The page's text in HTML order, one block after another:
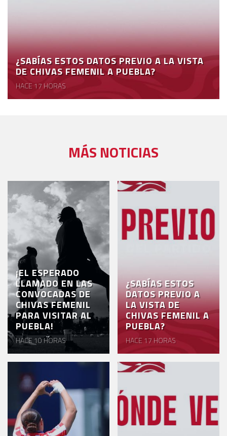
¿SABÍAS ESTOS DATOS PREVIO A LA VISTA
DE CHIVAS FEMENIL A PUEBLA?
HACE 17 HORAS
MÁS NOTICIAS
¡EL ESPERADO
LLAMADO EN LAS
CONVOCADAS DE
CHIVAS FEMENIL
PARA VISITAR AL
PUEBLA!
HACE 10 HORAS
¿SABÍAS ESTOS
DATOS PREVIO A
LA VISTA DE
CHIVAS FEMENIL A
PUEBLA?
HACE 17 HORAS